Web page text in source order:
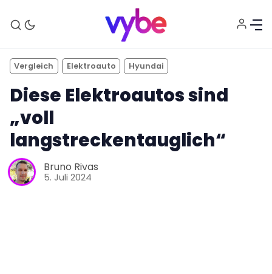
Vergleich Elektroauto Hyundai
Diese Elektroautos sind
„voll
langstreckentauglich“
Bruno Rivas
5. Juli 2024